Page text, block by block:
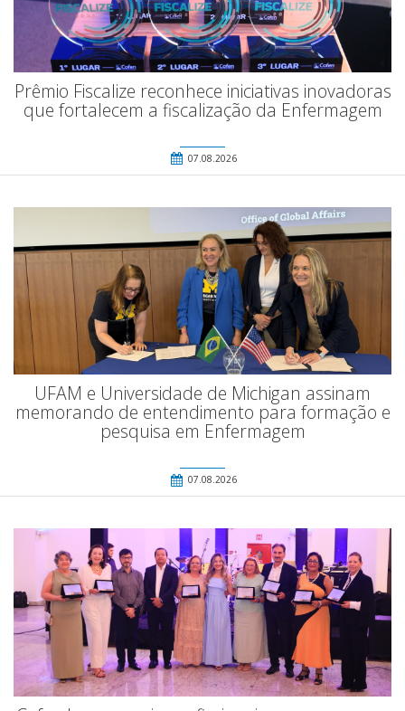
Prêmio Fiscalize reconhece iniciativas inovadoras
que fortalecem a fiscalização da Enfermagem
07.08.2026
UFAM e Universidade de Michigan assinam
memorando de entendimento para formação e
pesquisa em Enfermagem
07.08.2026